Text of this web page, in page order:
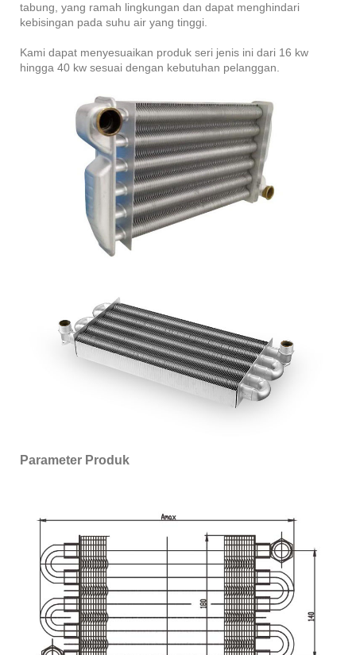
tabung, yang ramah lingkungan dan dapat menghindari
kebisingan pada suhu air yang tinggi.
Kami dapat menyesuaikan produk seri jenis ini dari 16 kw
hingga 40 kw sesuai dengan kebutuhan pelanggan.
Parameter Produk